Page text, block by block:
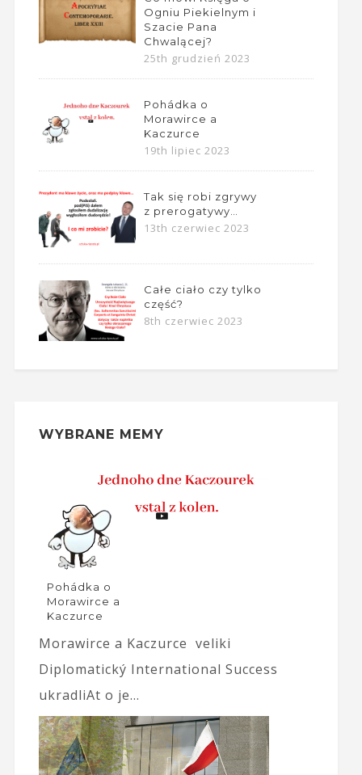
Ogniu Piekielnym i
Szacie Pana
Chwalącej?
25th grudzień 2023
Pohádka o
Morawirce a
Kaczurce
19th lipiec 2023
Tak się robi zgrywy
z prerogatywy…
13th czerwiec 2023
Całe ciało czy tylko
część?
8th czerwiec 2023
WYBRANE MEMY
Pohádka o
Morawirce a
Kaczurce
Morawirce a Kaczurce veliki
Diplomatický International Success
ukradliAt o je...